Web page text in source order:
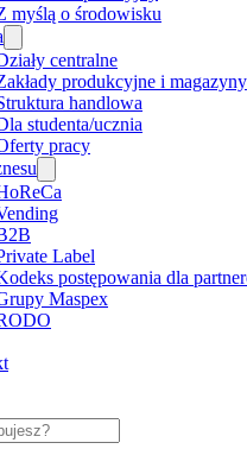
myślą o środowisku
centralne
produkcyjne i magazyny
handlowa
studenta/ucznia
pracy
Label
postępowania dla
Maspex